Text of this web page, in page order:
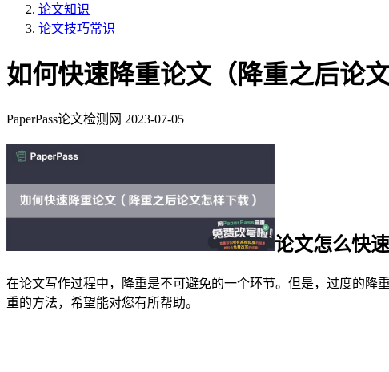
论文知识
论文技巧常识
如何快速降重论文（降重之后论文
PaperPass论文检测网 2023-07-05
论文怎么快
在论文写作过程中，降重是不可避免的一个环节。但是，过度的降
重的方法，希望能对您有所帮助。